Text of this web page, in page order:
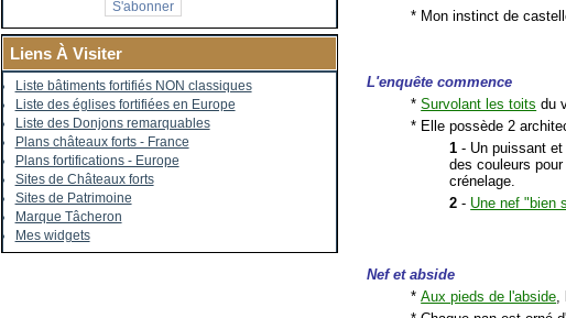
Liens À Visiter
Liste bâtiments fortifiés NON classiques
Liste des églises fortifiées en Europe
Liste des Donjons remarquables
Plans châteaux forts - France
Plans fortifications - Europe
Sites de Châteaux forts
Sites de Patrimoine
Marque Tâcheron
Mes widgets
* Mon instinct de
L'enquête commence
*Survolant les toits du
* Elle possède 2
1 - Un puissant
des couleurs
crénelage.
2 - Une nef "bien
Nef et abside
*Aux pieds de l'abside